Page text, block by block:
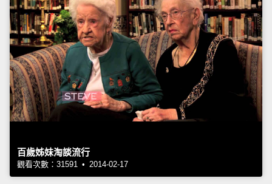
百歲姊妹淘談流行
觀看次數：31591 • 2014-02-17